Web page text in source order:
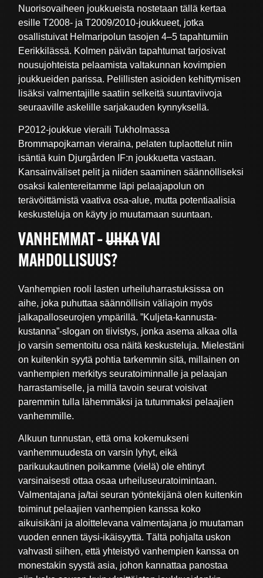
Nuorisovaiheen joukkueista nostetaan tällä kertaa
esille T2008- ja T2009/2010-joukkueet, jotka
osallistuivat Helmaripolun tasojen 4–5 tapahtumiin
Eerikkilässä. Kolmen päivän tapahtumat tarjosivat
nousujohteista pelaamista valtakunnan kovimpien
joukkueiden parissa. Pelillisten asioiden kehittymisen
lisäksi valmentajille saatiin selkeitä suuntaviivoja
seuraaville askelille sarjakauden kynnyksellä.
P2012-joukkue vieraili Tukholmassa
Brommapojkarnan vieraina, pelaten tuplaottelut niin
isäntiä kuin Djurgården IF:n joukkuetta vastaan.
Kansainväliset pelit ja niiden saaminen säännölliseksi
osaksi kalentereitamme läpi pelaajapolun on
terävöittämistä vaativa osa-alue, mutta potentiaalisia
keskusteluja on käyty jo muutamaan suuntaan.
VANHEMMAT –UHKAVAI
MAHDOLLISUUS?
Vanhempien rooli lasten urheiluharrastuksissa on
aihe, joka puhuttaa säännöllisin väliajoin myös
jalkapalloseurojen ympärillä. ”Kuljeta-kannusta-
kustanna”-slogan on tiivistys, jonka asema alkaa olla
jo varsin sementoitu osa näitä keskusteluja. Mielestäni
on kuitenkin syytä pohtia tarkemmin sitä, millainen on
vanhempien merkitys seuratoiminnalle ja pelaajan
harrastamiselle, ja millä tavoin seurat voisivat
paremmin tulla lähemmäksi ja tutummaksi pelaajien
vanhemmille.
Alkuun tunnustan, että oma kokemukseni
vanhemmuudesta on varsin lyhyt, eikä
parikuukautinen poikamme (vielä) ole ehtinyt
varsinaisesti ottaa osaa urheiluseuratoimintaan.
Valmentajana ja/tai seuran työntekijänä olen kuitenkin
toiminut pelaajien vanhempien kanssa koko
aikuisikäni ja aloittelevana valmentajana jo muutaman
vuoden ennen täysi-ikäisyyttä. Tältä pohjalta uskon
vahvasti siihen, että yhteistyö vanhempien kanssa on
monestakin syystä asia, johon kannattaa panostaa